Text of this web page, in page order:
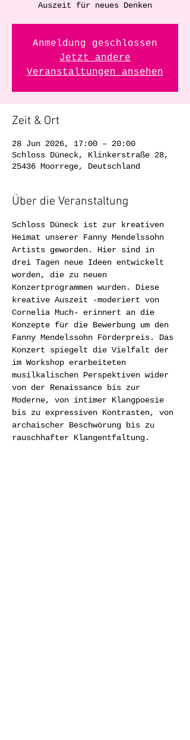
Auszeit für neues Denken
Anmeldung geschlossen
Jetzt andere
Veranstaltungen ansehen
Zeit & Ort
28 Jun 2026, 17:00 – 20:00
Schloss Düneck, Klinkerstraße 28,
25436 Moorrege, Deutschland
Über die Veranstaltung
Schloss Düneck ist zur kreativen
Heimat unserer Fanny Mendelssohn
Artists geworden. Hier sind in
drei Tagen neue Ideen entwickelt
worden, die zu neuen
Konzertprogrammen wurden. Diese
kreative Auszeit -moderiert von
Cornelia Much- erinnert an die
Konzepte für die Bewerbung um den
Fanny Mendelssohn Förderpreis. Das
Konzert spiegelt die Vielfalt der
im Workshop erarbeiteten
musilkalischen Perspektiven wider
von der Renaissance bis zur
Moderne, von intimer Klangpoesie
bis zu expressiven Kontrasten, von
archaischer Beschwörung bis zu
rauschhafter Klangentfaltung.